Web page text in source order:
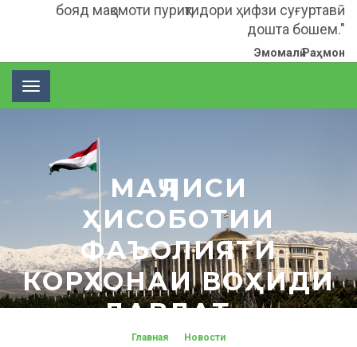
бояд мақомоти пуриқтидори ҳифзи суғуртавӣ
дошта бошем."
Эмомалӣ Раҳмон
Toggle
navigation
МАҶЛИСИ
ҲИСОБОТИИ
ФАЪОЛИЯТИ
КОРХОНАИ ВОҲИДИ
ДАВЛАТ...
Главная
Новости